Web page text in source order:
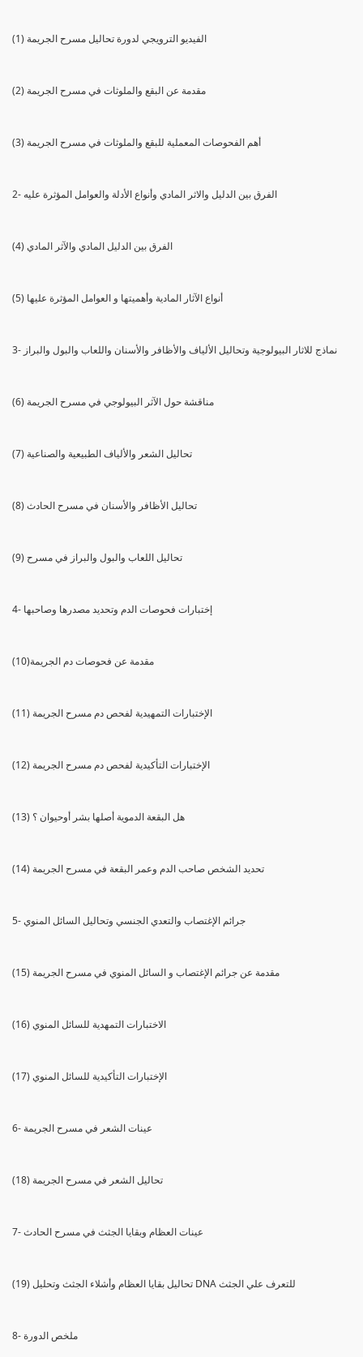
(1) الفيديو الترويجي لدورة تحاليل مسرح الجريمة
(2) مقدمة عن البقع والملوثات في مسرح الجريمة
(3) أهم الفحوصات المعملية للبقع والملوثات في مسرح الجريمة
2- الفرق بين الدليل والاثر المادي وأنواع الأدلة والعوامل المؤثرة عليه
(4) الفرق بين الدليل المادي والآثر المادي
(5) أنواع الآثار المادية وأهميتها و العوامل المؤثرة عليها
3- نماذج للاثار البيولوجية وتحاليل الألياف والأظافر والأسنان واللعاب والبول والبراز
(6) مناقشة حول الآثر البيولوجي في مسرح الجريمة
(7) تحاليل الشعر والألياف الطبيعية والصناعية
(8) تحاليل الأظافر والأسنان في مسرح الحادث
(9) تحاليل اللعاب والبول والبراز في مسرح
4- إختبارات فحوصات الدم وتحديد مصدرها وصاحبها
(10)مقدمة عن فحوصات دم الجريمة
(11) الإختبارات التمهيدية لفحص دم مسرح الجريمة
(12) الإختبارات التأكيدية لفحص دم مسرح الجريمة
(13) هل البقعة الدموية أصلها بشر أوحيوان ؟
(14) تحديد الشخص صاحب الدم وعمر البقعة في مسرح الجريمة
5- جرائم الإغتصاب والتعدي الجنسي وتحاليل السائل المنوي
(15) مقدمة عن جرائم الإغتصاب و السائل المنوي في مسرح الجريمة
(16) الاختبارات التمهدية للسائل المنوي
(17) الإختبارات التأكيدية للسائل المنوي
6- عينات الشعر في مسرح الجريمة
(18) تحاليل الشعر في مسرح الجريمة
7- عينات العظام وبقايا الجثث في مسرح الحادث
(19) تحاليل بقايا العظام وأشلاء الجثث وتحليل DNA للتعرف علي الجثث
8- ملخص الدورة